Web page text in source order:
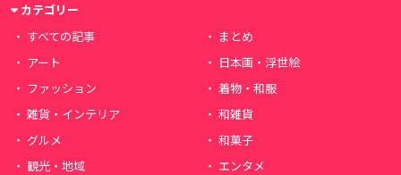
カテゴリー
すべての記事
まとめ
アート
日本画・浮世絵
ファッション
着物・和服
雑貨・インテリア
和雑貨
グルメ
和菓子
観光・地域
エンタメ